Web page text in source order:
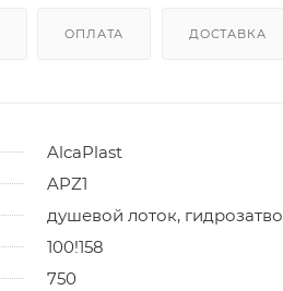
ОПЛАТА ДОСТАВКА
AlcaPlast
APZ1
душевой лоток,
100!158
750